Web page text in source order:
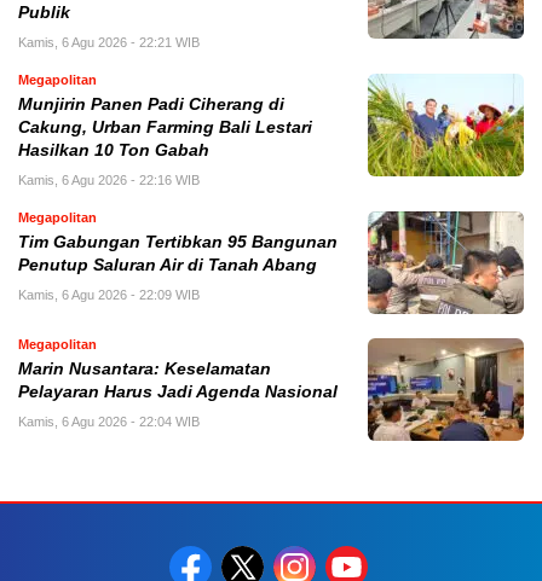
Publik
Kamis, 6 Agu 2026 - 22:21 WIB
Megapolitan
Munjirin Panen Padi Ciherang di
Cakung, Urban Farming Bali Lestari
Hasilkan 10 Ton Gabah
Kamis, 6 Agu 2026 - 22:16 WIB
Megapolitan
Tim Gabungan Tertibkan 95 Bangunan
Penutup Saluran Air di Tanah Abang
Kamis, 6 Agu 2026 - 22:09 WIB
Megapolitan
Marin Nusantara: Keselamatan
Pelayaran Harus Jadi Agenda Nasional
Kamis, 6 Agu 2026 - 22:04 WIB